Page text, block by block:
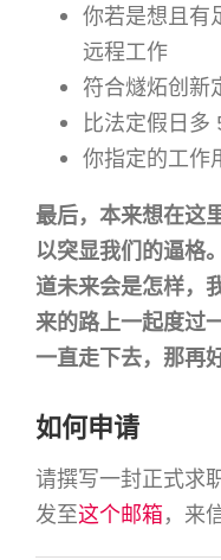
你若是想且有
远程工作
符合燧炻创新
比法定假日多
你指定的工作
最后，本来想在这
以突显我们的逼格
道未来会是怎样，
来的路上一起度过
一直走下去，那再
如何申请
请撰写一封正式求
发至这个邮箱，来